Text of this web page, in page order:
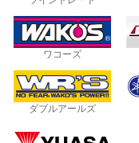
ワコーズ
ダブルアールズ